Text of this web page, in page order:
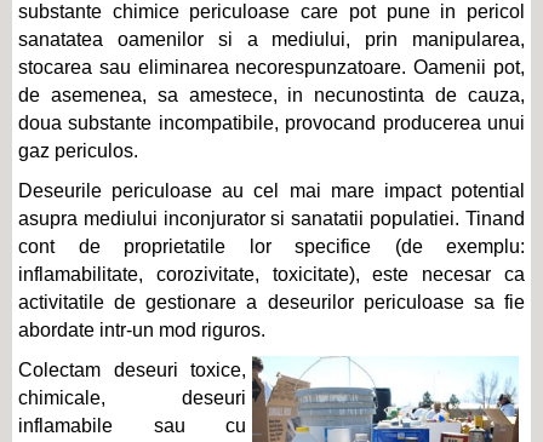
substante chimice periculoase care pot pune in pericol
sanatatea oamenilor si a mediului, prin manipularea,
stocarea sau eliminarea necorespunzatoare. Oamenii pot,
de asemenea, sa amestece, in necunostinta de cauza,
doua substante incompatibile, provocand producerea unui
gaz periculos.
Deseurile periculoase au cel mai mare impact potential
asupra mediului inconjurator si sanatatii populatiei. Tinand
cont de proprietatile lor specifice (de exemplu:
inflamabilitate, corozivitate, toxicitate), este necesar ca
activitatile de gestionare a deseurilor periculoase sa fie
abordate intr-un mod riguros.
Colectam deseuri toxice,
chimicale, deseuri
inflamabile sau cu